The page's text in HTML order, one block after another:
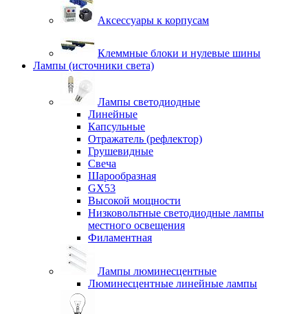
Аксессуары к корпусам
Клеммные блоки и нулевые шины
Лампы (источники света)
Лампы светодиодные
Линейные
Капсульные
Отражатель (рефлектор)
Грушевидные
Свеча
Шарообразная
GX53
Высокой мощности
Низковольтные светодиодные лампы
местного освещения
Филаментная
Лампы люминесцентные
Люминесцентные линейные лампы